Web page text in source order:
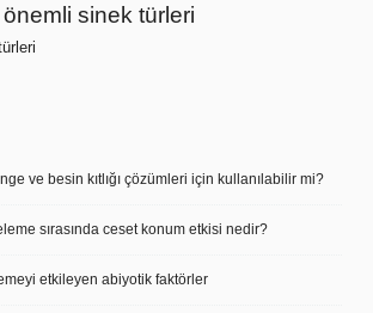
önemli sinek türleri
ve besin kıtlığı çözümleri için kullanılabilir mi?
sırasında ceset konum etkisi nedir?
etkileyen abiyotik faktörler